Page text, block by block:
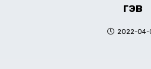
гэв
2022-04-